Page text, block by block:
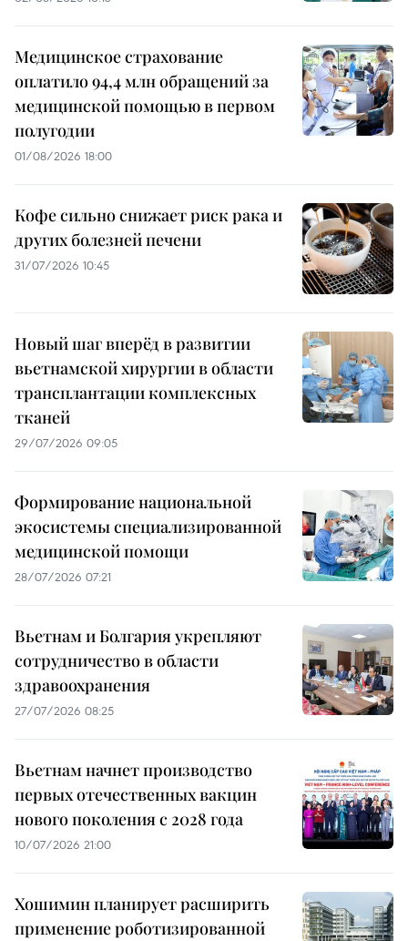
Медицинское страхование
оплатило 94,4 млн обращений за
медицинской помощью в первом
полугодии
01/08/2026 18:00
Кофе сильно снижает риск рака и
других болезней печени
31/07/2026 10:45
Новый шаг вперёд в развитии
вьетнамской хирургии в области
трансплантации комплексных
тканей
29/07/2026 09:05
Формирование национальной
экосистемы специализированной
медицинской помощи
28/07/2026 07:21
Вьетнам и Болгария укрепляют
сотрудничество в области
здравоохранения
27/07/2026 08:25
Вьетнам начнет производство
первых отечественных вакцин
нового поколения с 2028 года
10/07/2026 21:00
Хошимин планирует расширить
применение роботизированной